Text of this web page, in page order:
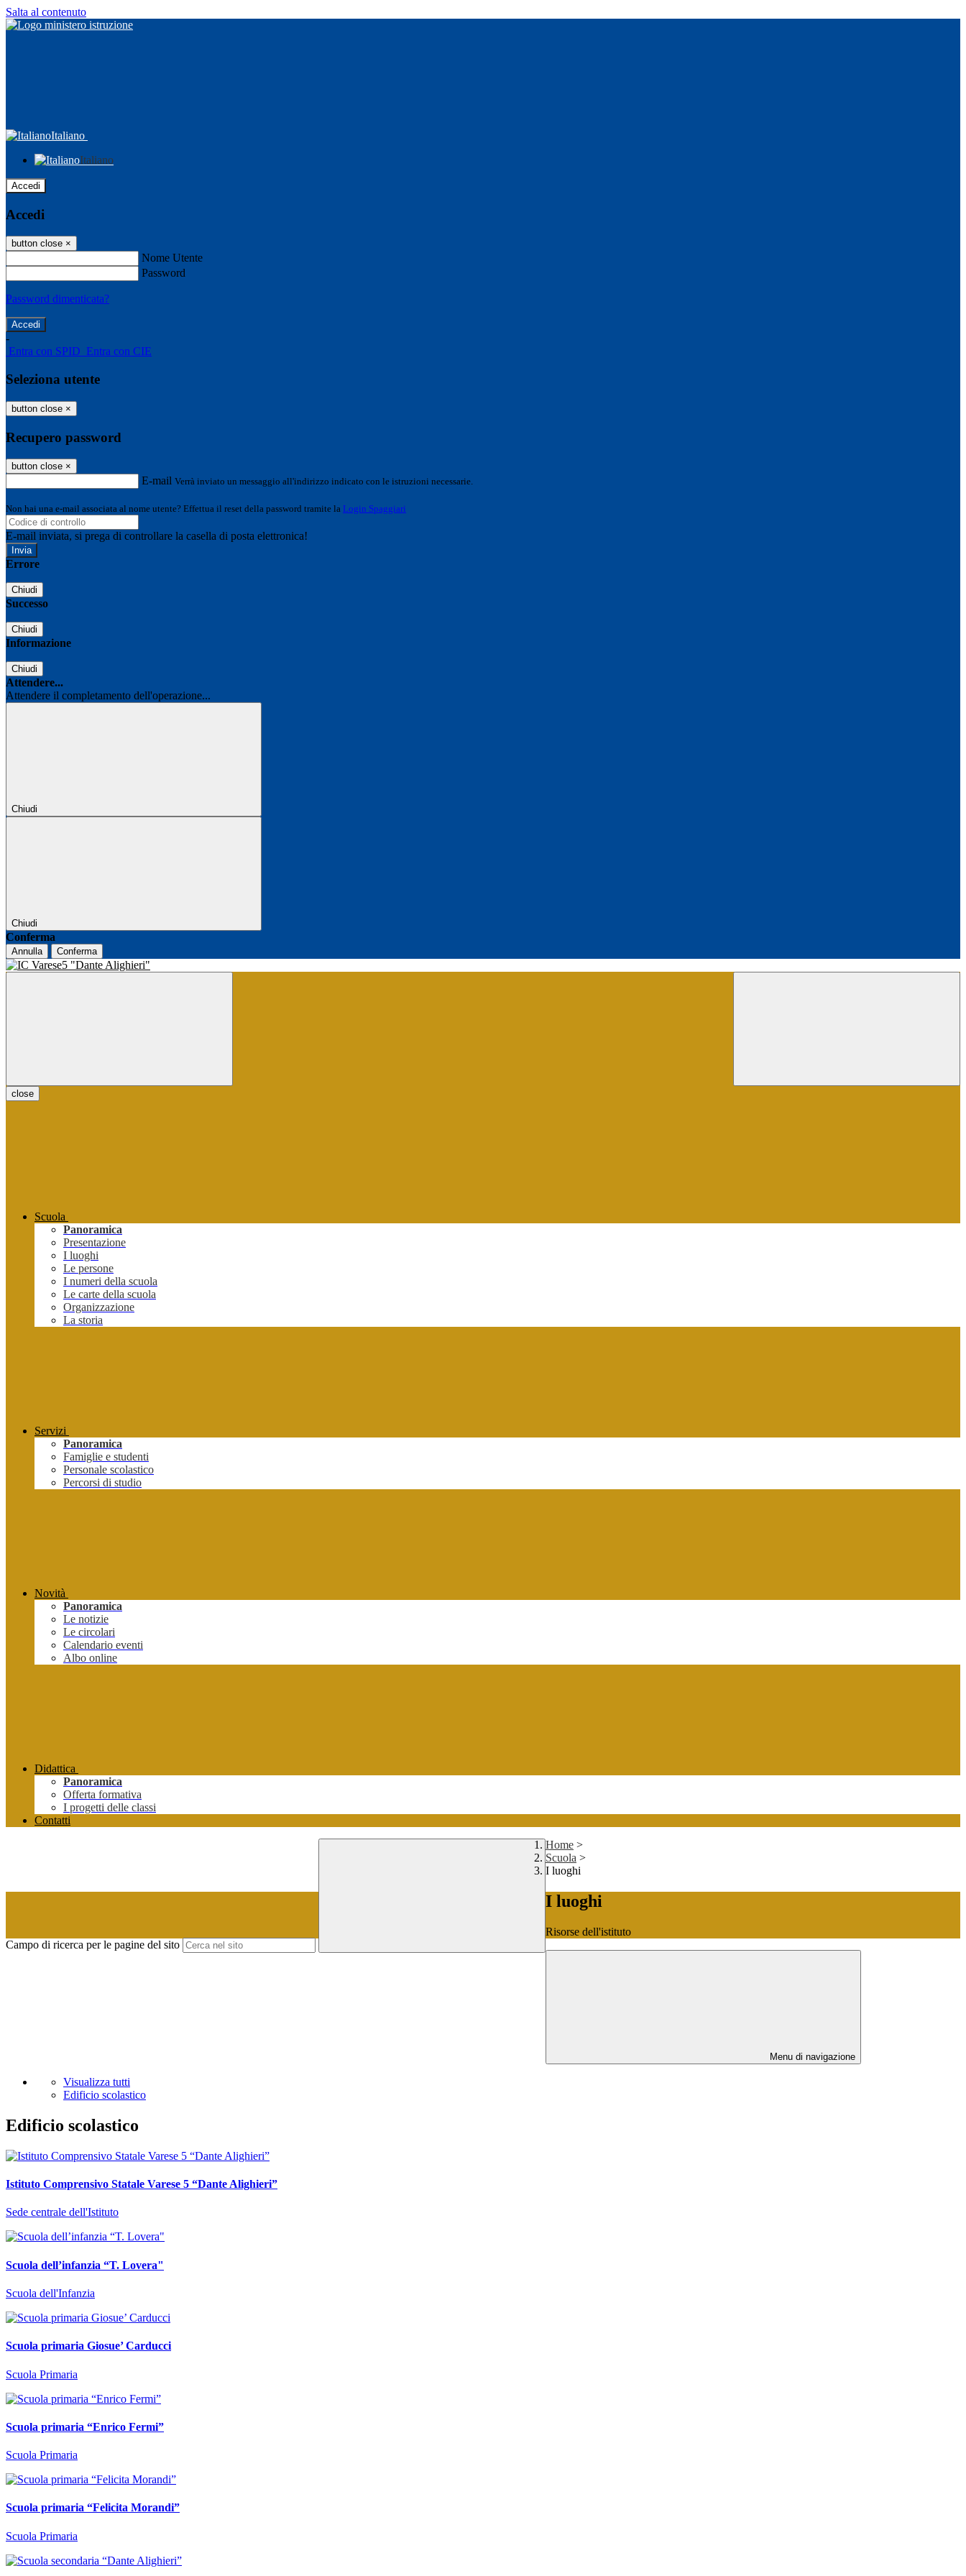
Salta al contenuto
Italiano
Italiano
Accedi
Accedi
button close ×
Nome Utente
Password
Password dimenticata?
-
Entra con SPID Entra con CIE
Seleziona utente
button close ×
Recupero password
button close ×
E-mail Verrà inviato un messaggio all'indirizzo indicato con le istruzioni necessarie.
Non hai una e-mail associata al nome utente? Effettua il reset della password tramite la Login Spaggiari
E-mail inviata, si prega di controllare la casella di posta elettronica!
Errore
Chiudi
Successo
Chiudi
Informazione
Chiudi
Attendere...
Attendere il completamento dell'operazione...
Chiudi
Chiudi
Conferma
Annulla Conferma
close
Scuola
Panoramica
Presentazione
I luoghi
Le persone
I numeri della scuola
Le carte della scuola
Organizzazione
La storia
Servizi
Panoramica
Famiglie e studenti
Personale scolastico
Percorsi di studio
Novità
Panoramica
Le notizie
Le circolari
Calendario eventi
Albo online
Didattica
Panoramica
Offerta formativa
I progetti delle classi
Contatti
Campo di ricerca per le pagine del sito
Home >
Scuola >
I luoghi
I luoghi
Risorse dell'istituto
Menu di navigazione
Visualizza tutti
Edificio scolastico
Edificio scolastico
Istituto Comprensivo Statale Varese 5 “Dante Alighieri”
Sede centrale dell'Istituto
Scuola dell’infanzia “T. Lovera"
Scuola dell'Infanzia
Scuola primaria Giosue’ Carducci
Scuola Primaria
Scuola primaria “Enrico Fermi”
Scuola Primaria
Scuola primaria “Felicita Morandi”
Scuola Primaria